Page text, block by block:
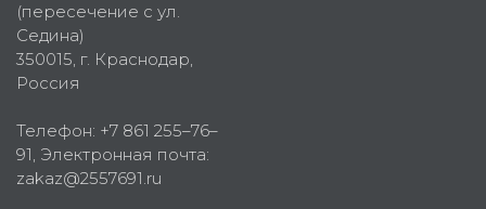
(пересечение с ул.
Седина)
350015, г. Краснодар,
Россия
Телефон: +7 861 255–76–
91, Электронная почта:
zakaz@2557691.ru